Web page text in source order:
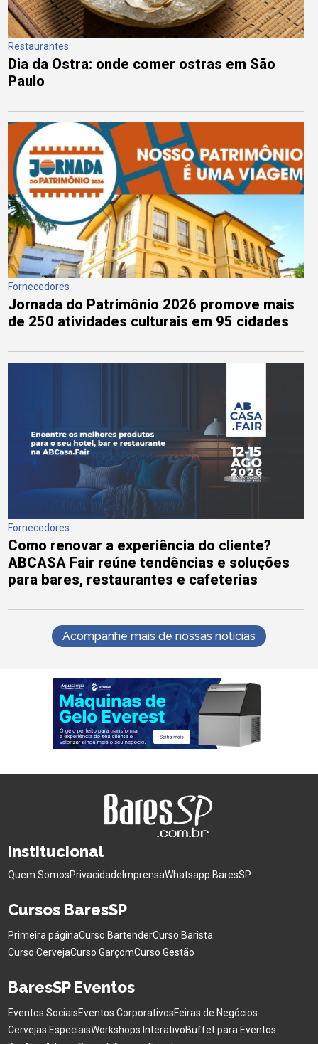
Restaurantes
Dia da Ostra: onde comer ostras em São
Paulo
Fornecedores
Jornada do Patrimônio 2026 promove mais
de 250 atividades culturais em 95 cidades
Fornecedores
Como renovar a experiência do cliente?
ABCASA Fair reúne tendências e soluções
para bares, restaurantes e cafeterias
Acompanhe mais de nossas notícias
Institucional
Quem SomosPrivacidade ImprensaWhatsapp BaresSP
Cursos BaresSP
Primeira páginaCurso BartenderCurso Barista
Curso CervejaCurso GarçomCurso Gestão
BaresSP Eventos
Eventos SociaisEventos CorporativosFeiras de Negócios
Cervejas EspeciaisWorkshops InterativoBuffet para Eventos